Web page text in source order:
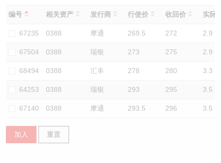
编号 相关资产 发行商 行使价 收回价 实际
67235 0388 摩通 269.5 272 2.9
67504 0388 瑞银 273 275 2.9
68494 0388 汇丰 278 280 3.3
64253 0388 瑞银 293 295 3.5
67140 0388 摩通 293.5 296 3.5
加入 重置
认股证速算机
认股证/牛熊证日志
认股证文件及公告
已收回牛熊证剩余价值
牛熊证到期结算价查找
牛熊证分析仪
牛熊证文件及公告
三十大平均引伸波幅
相关资产沽空
中资ETFs溢价比较
AH 股价对照
ADR
认股证牛熊证常问问题